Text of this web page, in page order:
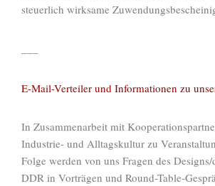
steuerlich wirksame
E-Mail-Verteiler und Informationen zu
In Zusammenarbeit mit
Industrie- und Alltagskultur zu
Folge werden von uns Fragen des
DDR in Vorträgen und Round-Table-